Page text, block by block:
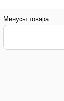
Минусы товара